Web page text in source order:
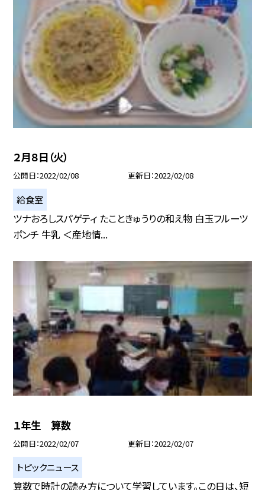
２月８日（火）
公開日 2022/02/08 更新日 2022/02/08
給食室
ツナおろしスパゲティ たこときゅうりの和え物 白玉フルーツ
ポンチ 牛乳 ＜産地情...
１年生 算数
公開日 2022/02/07 更新日 2022/02/07
トピックニュース
算数で時計の読み方について学習しています。この日は、短